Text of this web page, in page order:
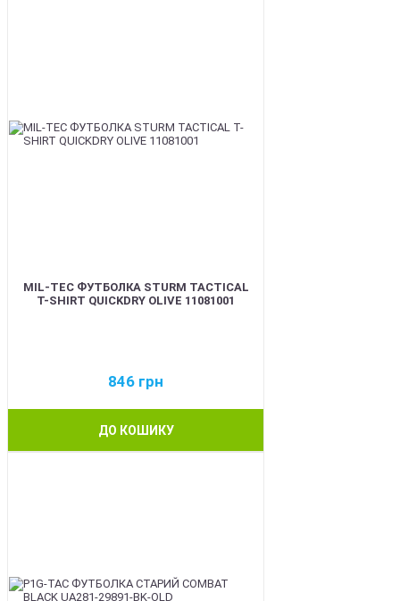
MIL-TEC ФУТБОЛКА STURM TACTICAL
T-SHIRT QUICKDRY OLIVE 11081001
846 грн
ДО КОШИКУ